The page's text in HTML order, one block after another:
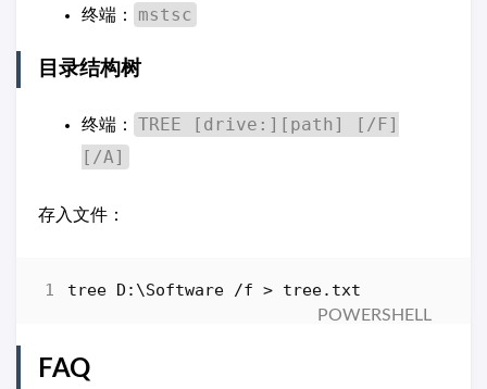
终端： mstsc
目录结构树
终端：
TREE [drive:][path] [/F]
[/A]
存入文件：
tree D: \Software /f > tree. txt
FAQ